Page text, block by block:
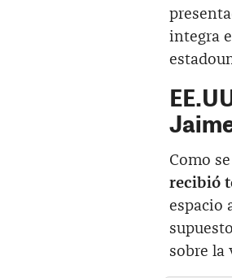
integra
Como
recibió
espacio
sobre la